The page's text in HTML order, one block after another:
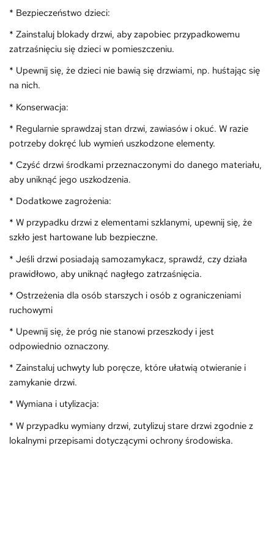
* Bezpieczeństwo dzieci:
* Zainstaluj blokady drzwi, aby zapobiec przypadkowemu
zatrzaśnięciu się dzieci w pomieszczeniu.
* Upewnij się, że dzieci nie bawią się drzwiami, np. huśtając się
na nich.
* Konserwacja:
* Regularnie sprawdzaj stan drzwi, zawiasów i okuć. W razie
potrzeby dokręć lub wymień uszkodzone elementy.
* Czyść drzwi środkami przeznaczonymi do danego materiału,
aby uniknąć jego uszkodzenia.
* Dodatkowe zagrożenia:
* W przypadku drzwi z elementami szklanymi, upewnij się, że
szkło jest hartowane lub bezpieczne.
* Jeśli drzwi posiadają samozamykacz, sprawdź, czy działa
prawidłowo, aby uniknąć nagłego zatrzaśnięcia.
* Ostrzeżenia dla osób starszych i osób z ograniczeniami
ruchowymi
* Upewnij się, że próg nie stanowi przeszkody i jest
odpowiednio oznaczony.
* Zainstaluj uchwyty lub poręcze, które ułatwią otwieranie i
zamykanie drzwi.
* Wymiana i utylizacja:
* W przypadku wymiany drzwi, zutylizuj stare drzwi zgodnie z
lokalnymi przepisami dotyczącymi ochrony środowiska.